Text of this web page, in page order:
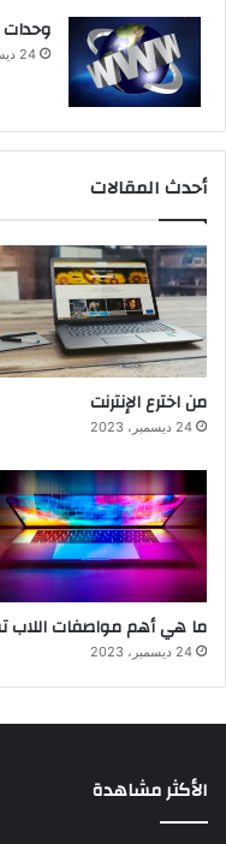
وحدات
24 ديسمبر، 2023
أحدث المقالات
من اخترع الإنترنت
24 ديسمبر، 2023
ما هي أهم مواصفات اللاب
24 ديسمبر، 2023
الأكثر مشاهدة